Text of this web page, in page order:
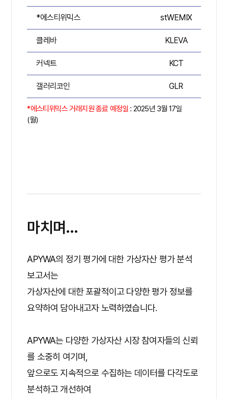
*에스티위믹스 stWEMIX
클레바 KLEVA
커넥트 KCT
갤러리코인 GLR
*에스티위믹스 거래지원 종료 예정일 : 2025년 3월 17일
(월)
마치며...
APYWA의 정기 평가에 대한 가상자산 평가 분석
보고서는
가상자산에 대한 포괄적이고 다양한 평가 정보를
요약하여 담아내고자 노력하였습니다.
APYWA는 다양한 가상자산 시장 참여자들의 신뢰
를 소중히 여기며,
앞으로도 지속적으로 수집하는 데이터를 다각도로
분석하고 개선하여